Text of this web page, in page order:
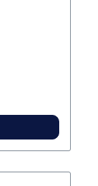
Sorgt
dem